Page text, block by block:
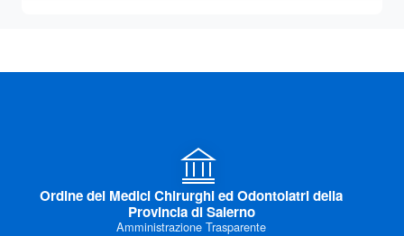
Ordine dei Medici Chirurghi ed Odontoiatri della
Provincia di Salerno
Amministrazione Trasparente